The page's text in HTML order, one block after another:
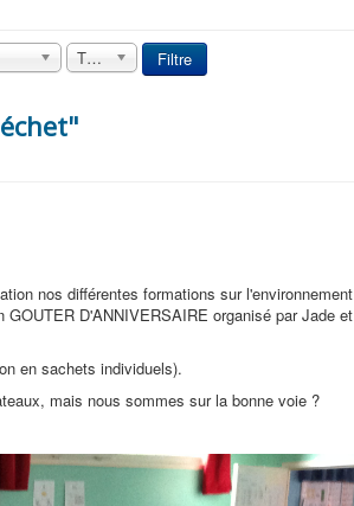
Tout Filtre
nos différentes formations sur l'environnement
D'ANNIVERSAIRE organisé par Jade et
en sachets individuels).
mais nous sommes sur la bonne voie ?